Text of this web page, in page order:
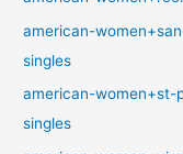
american-
singles
american-women+st-
singles